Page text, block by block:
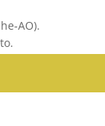
AO).